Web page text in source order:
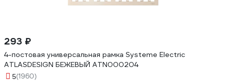
293 ₽
4-постовая универсальная рамка Systeme Electric
ATLASDESIGN БЕЖЕВЫЙ ATN000204
5(1960)